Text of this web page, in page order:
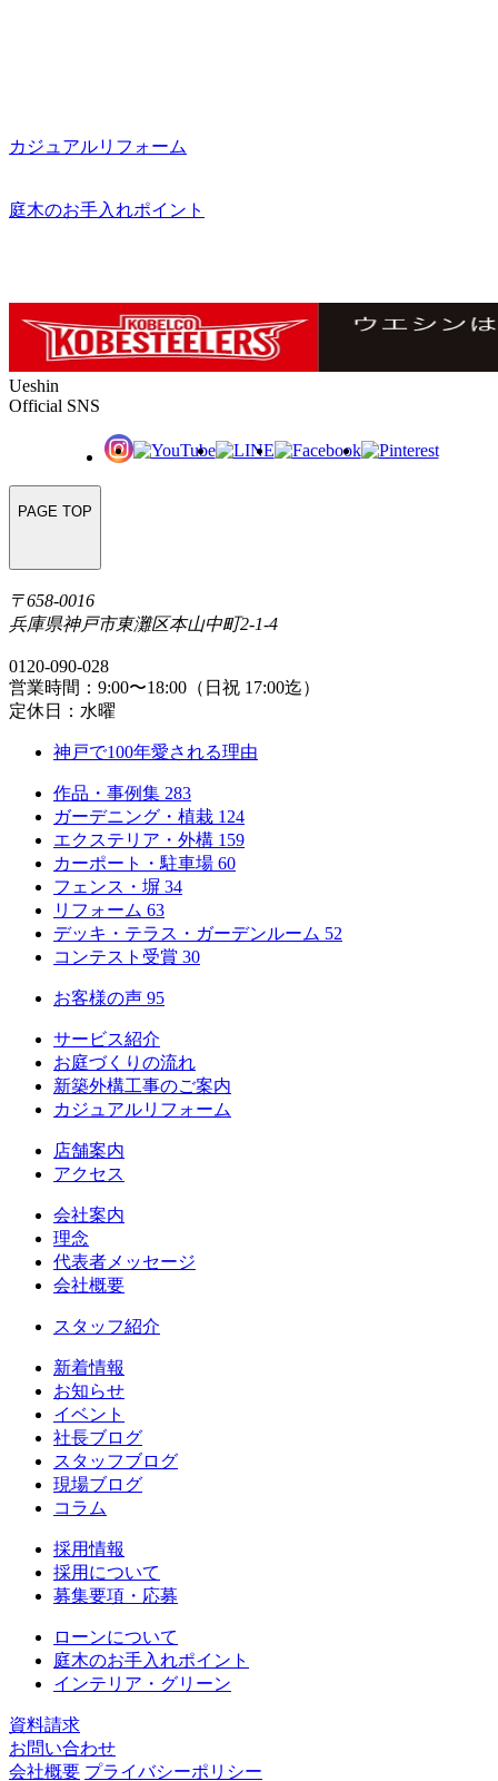
カジュアルリフォーム
庭木のお手入れポイント
Ueshin
Official SNS
PAGE TOP
〒658-0016
兵庫県神戸市東灘区本山中町2-1-4
0120-090-028
営業時間：9:00〜18:00（日祝 17:00迄）
定休日：水曜
神戸で100年愛される理由
作品・事例集 283
ガーデニング・植栽 124
エクステリア・外構 159
カーポート・駐車場 60
フェンス・塀 34
リフォーム 63
デッキ・テラス・ガーデンルーム 52
コンテスト受賞 30
お客様の声 95
サービス紹介
お庭づくりの流れ
新築外構工事のご案内
カジュアルリフォーム
店舗案内
アクセス
会社案内
理念
代表者メッセージ
会社概要
スタッフ紹介
新着情報
お知らせ
イベント
社長ブログ
スタッフブログ
現場ブログ
コラム
採用情報
採用について
募集要項・応募
ローンについて
庭⽊のお⼿⼊れポイント
インテリア・グリーン
資料請求
お問い合わせ
会社概要 プライバシーポリシー